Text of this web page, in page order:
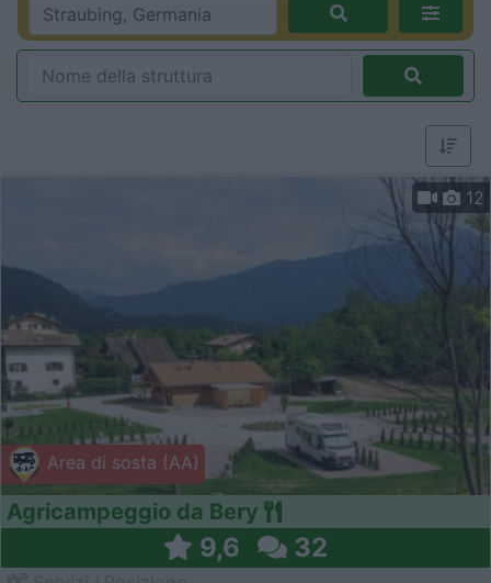
Area di sosta (AA)
12
Agricampeggio da Bery
9,6 32